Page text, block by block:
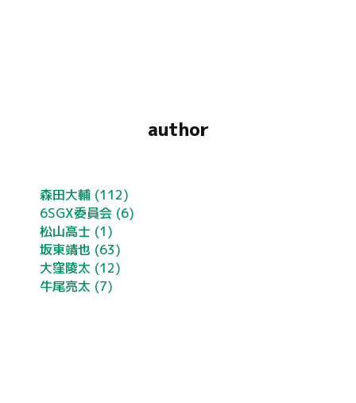
author
森田大輔 (112)
6SGX委員会 (6)
松山高士 (1)
坂東靖也 (63)
大窪陵太 (12)
牛尾亮太 (7)